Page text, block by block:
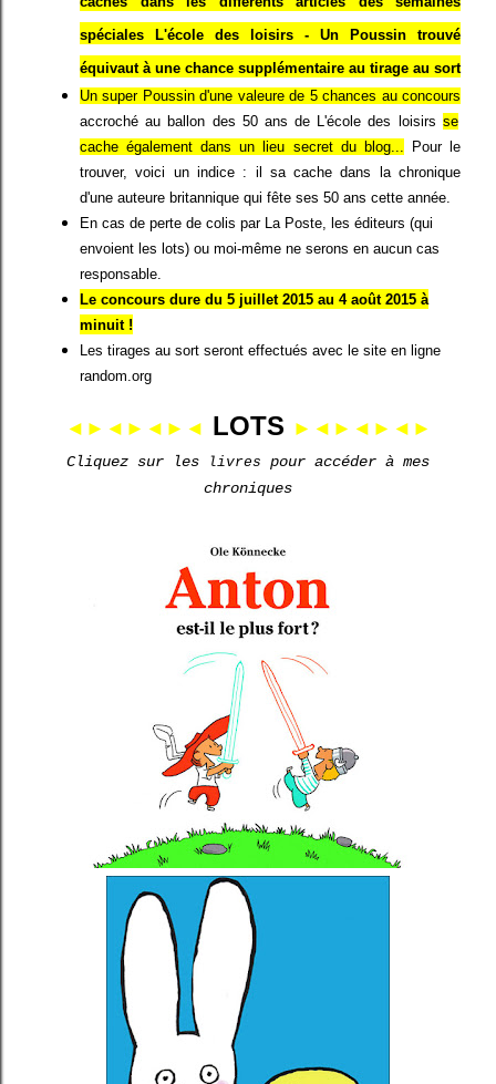
spéciales L'école des loisirs - Un Poussin trouvé
équivaut à une chance supplémentaire au tirage au sort
Un super Poussin d'une valeure de 5 chances au concours
accroché au ballon des 50 ans de L'école des loisirs se
cache également dans un lieu secret du blog...
Pour le
trouver, voici un indice : il sa cache dans la chronique
d'une auteure britannique qui fête ses 50 ans cette année.
En cas de perte de colis par La Poste, les éditeurs (qui
envoient les lots) ou moi-même ne serons en aucun cas
responsable.
Le concours dure du 5 juillet 2015 au 4 août 2015 à
minuit !
Les tirages au sort seront effectués avec le site en ligne
random.org
◄►◄►◄►◄ LOTS ►◄►◄►◄►
Cliquez sur les livres pour accéder à mes
chroniques